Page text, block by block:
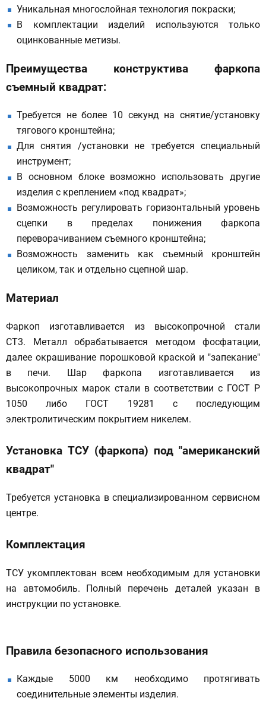
Уникальная многослойная технология покраски;
В комплектации изделий используются только
оцинкованные метизы.
Преимущества конструктива фаркопа
съемный квадрат:
Требуется не более 10 секунд на снятие/установку
тягового кронштейна;
Для снятия /установки не требуется специальный
инструмент;
В основном блоке возможно использовать другие
изделия с креплением «под квадрат»;
Возможность регулировать горизонтальный уровень
сцепки в пределах понижения фаркопа
переворачиванием съемного кронштейна;
Возможность заменить как съемный кронштейн
целиком, так и отдельно сцепной шар.
Материал
Фаркоп изготавливается из высокопрочной стали
СТ3. Металл обрабатывается методом фосфатации,
далее окрашивание порошковой краской и "запекание"
в печи. Шар фаркопа изготавливается из
высокопрочных марок стали в соответствии с ГОСТ Р
1050 либо ГОСТ 19281 с последующим
электролитическим покрытием никелем.
Установка ТСУ (фаркопа) под "американский
квадрат"
Требуется установка в специализированном сервисном
центре.
Комплектация
ТСУ укомплектован всем необходимым для установки
на автомобиль. Полный перечень деталей указан в
инструкции по установке.
Правила безопасного использования
Каждые 5000 км необходимо протягивать
соединительные элементы изделия.